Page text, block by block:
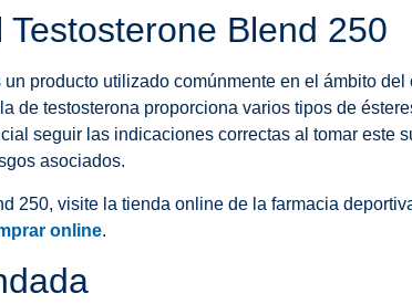
Blend 250
producto utilizado comúnmente en el ámbito del
de testosterona proporciona varios tipos de
seguir las indicaciones correctas al tomar este
asociados.
250, visite la tienda online de la farmacia
online.